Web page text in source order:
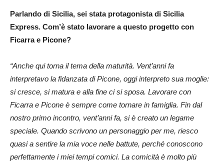
Parlando di Sicilia, sei stata protagonista di Sicilia
Express. Com’è stato lavorare a questo progetto con
Ficarra e Picone?
“Anche qui torna il tema della maturità. Vent’anni fa
interpretavo la fidanzata di Picone, oggi interpreto sua moglie:
si cresce, si matura e alla fine ci si sposa. Lavorare con
Ficarra e Picone è sempre come tornare in famiglia. Fin dal
nostro primo incontro, vent’anni fa, si è creato un legame
speciale. Quando scrivono un personaggio per me, riesco
quasi a sentire la mia voce nelle battute, perché conoscono
perfettamente i miei tempi comici. La comicità è molto più